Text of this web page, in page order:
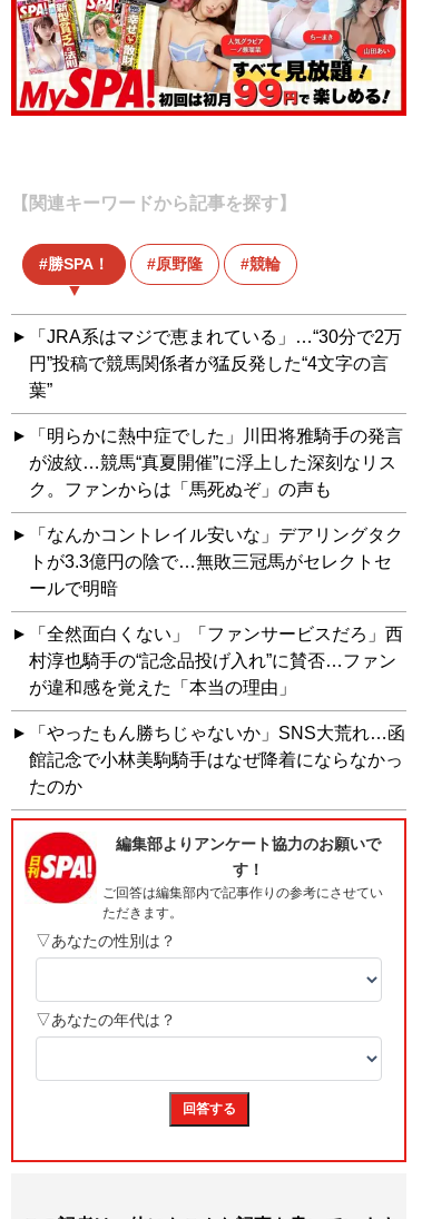
【関連キーワードから記事を探す】
勝SPA！ 原野隆 競輪
「JRA系はマジで恵まれている」…“30分で2万
円”投稿で競馬関係者が猛反発した“4文字の言
葉”
「明らかに熱中症でした」川田将雅騎手の発言
が波紋…競馬“真夏開催”に浮上した深刻なリス
ク。ファンからは「馬死ぬぞ」の声も
「なんかコントレイル安いな」デアリングタク
トが3.3億円の陰で…無敗三冠馬がセレクトセ
ールで明暗
「全然面白くない」「ファンサービスだろ」西
村淳也騎手の“記念品投げ入れ”に賛否…ファン
が違和感を覚えた「本当の理由」
「やったもん勝ちじゃないか」SNS大荒れ…函
館記念で小林美駒騎手はなぜ降着にならなかっ
たのか